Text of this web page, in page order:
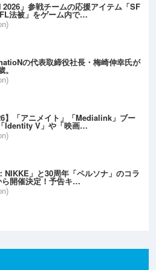
2026」参戦チームの応援アイテム「SF
法被」をゲーム内で…
の代表取締役社長・梅崎伸幸氏が
】「アニメイト」「Medialink」ブー
Identity V」や「映画…
NIKKE」と30周年「ペルソナ」のコラ
ら開催決定！予告キ…